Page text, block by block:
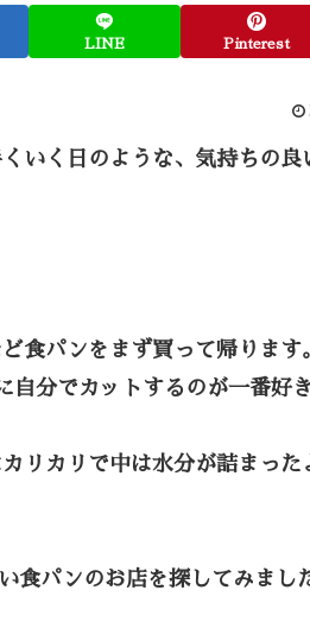
LINE Pinterest
いく日のような、気持ちの良
食パンをまず買って帰ります
分でカットするのが一番好き
リカリで中は水分が詰まった
食パンのお店を探してみま